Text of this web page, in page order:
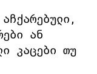
ან
კაცები თუ